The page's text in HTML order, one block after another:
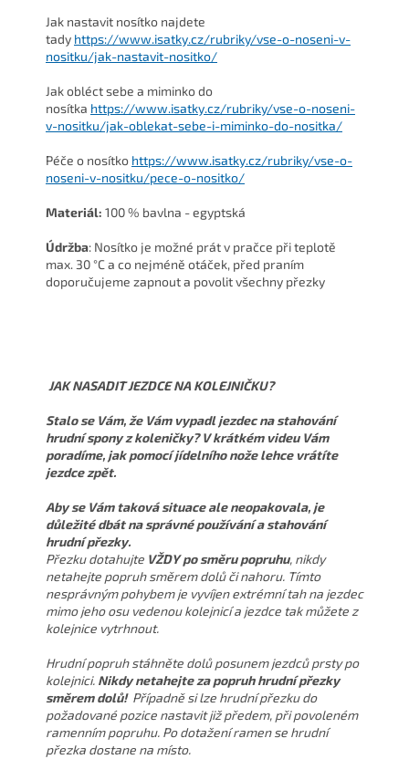
Jak nastavit nosítko najdete
tady https://www.isatky.cz/rubriky/vse-o-noseni-v-
nositku/jak-nastavit-nositko/
Jak obléct sebe a miminko do
nosítka https://www.isatky.cz/rubriky/vse-o-noseni-
v-nositku/jak-oblekat-sebe-i-miminko-do-nositka/
Péče o nosítko https://www.isatky.cz/rubriky/vse-o-
noseni-v-nositku/pece-o-nositko/
Materiál: 100 % bavlna - egyptská
Údržba: Nosítko je možné prát v pračce při teplotě
max. 30 °C a co nejméně otáček, před praním
doporučujeme zapnout a povolit všechny přezky
JAK NASADIT JEZDCE NA KOLEJNIČKU?
Stalo se Vám, že Vám vypadl jezdec na stahování
hrudní spony z koleničky? V krátkém videu Vám
poradíme, jak pomocí jídelního nože lehce vrátíte
jezdce zpět.
Aby se Vám taková situace ale neopakovala, je
důležité dbát na správné používání a stahování
hrudní přezky.
Přezku dotahujte VŽDY po směru popruhu, nikdy
netahejte popruh směrem dolů či nahoru. Tímto
nesprávným pohybem je vyvíjen extrémní tah na jezdec
mimo jeho osu vedenou kolejnicí a jezdce tak můžete z
kolejnice vytrhnout.
Hrudní popruh stáhněte dolů posunem jezdců prsty po
kolejnici. Nikdy netahejte za popruh hrudní přezky
směrem dolů!Případně si lze hrudní přezku do
požadované pozice nastavit již předem, při povoleném
ramenním popruhu. Po dotažení ramen se hrudní
přezka dostane na místo.